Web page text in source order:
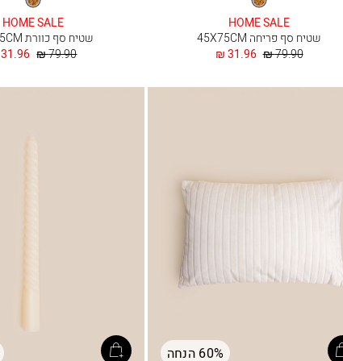
HOME SALE
שטיח סף פריחה 45X75CM
החל
31.96 ₪ מחיר
79.90 ₪
HOME SALE
שטיח סף כוורת 45X75CM
החל
31.96 ₪ מחיר
79.90 ₪
60% הנחה